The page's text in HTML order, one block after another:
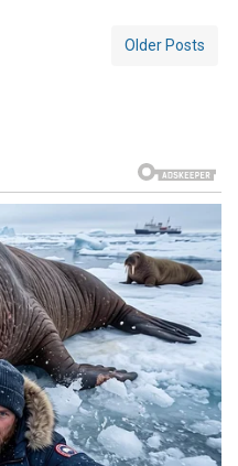
Older Posts